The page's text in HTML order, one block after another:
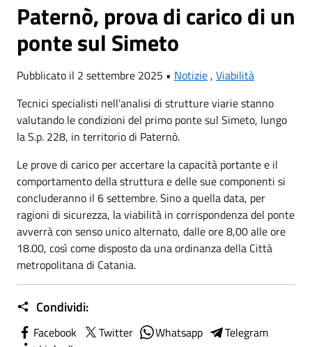
Paternò, prova di carico di un
ponte sul Simeto
Pubblicato il 2 settembre 2025 • Notizie, Viabilità
Tecnici specialisti nell’analisi di strutture viarie stanno
valutando le condizioni del primo ponte sul Simeto, lungo
la S.p. 228, in territorio di Paternò.
Le prove di carico per accertare la capacità portante e il
comportamento della struttura e delle sue componenti si
concluderanno il 6 settembre. Sino a quella data, per
ragioni di sicurezza, la viabilità in corrispondenza del ponte
avverrà con senso unico alternato, dalle ore 8,00 alle ore
18.00, così come disposto da una ordinanza della Città
metropolitana di Catania.
Condividi:
Facebook Twitter Whatsapp
Telegram